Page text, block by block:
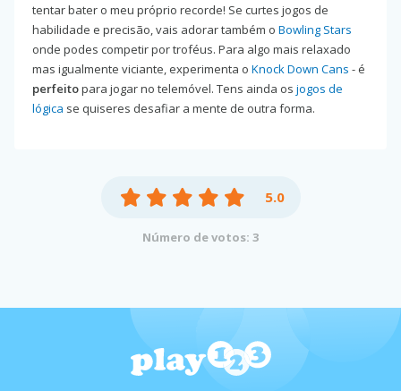
tentar bater o meu próprio recorde! Se curtes jogos de
habilidade e precisão, vais adorar também o Bowling Stars
onde podes competir por troféus. Para algo mais relaxado
mas igualmente viciante, experimenta o Knock Down Cans - é
perfeitopara jogar no telemóvel. Tens ainda os jogos de
lógica se quiseres desafiar a mente de outra forma.
5.0
Número de votos: 3